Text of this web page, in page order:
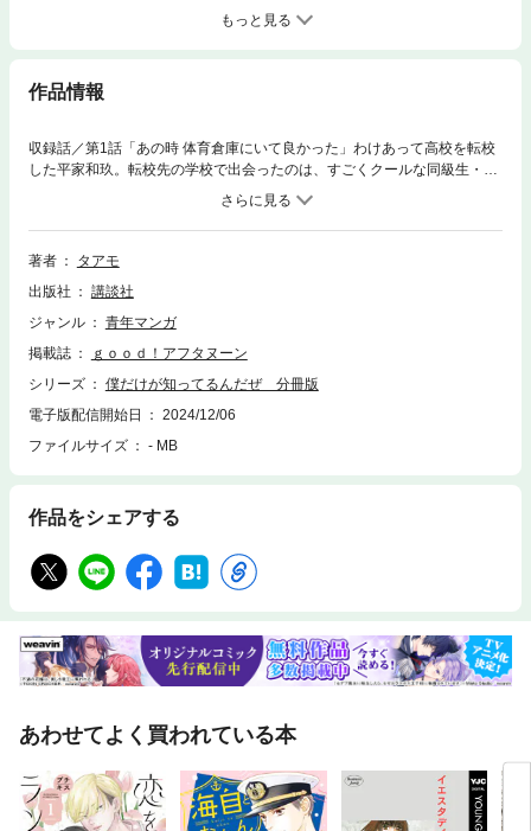
もっと見る
作品情報
収録話／第1話「あの時 体育倉庫にいて良かった」わけあって高校を転校
した平家和玖。転校先の学校で出会ったのは、すごくクールな同級生・小
裏さん。有名モデルの姉を持ち、いっさい笑わない彼女は孤高の存在……
のように見えたが、ひょんなことから和玖は小裏さんのとびきりの笑顔を
見てしまう。和玖の世界は一変する！この笑顔のために……僕はなんだっ
てやるんだ！！『たいようのいえ』のタアモが描く、どきどき＆にやにや
著者
タアモ
出版社
講談社
ジャンル
青年マンガ
掲載誌
ｇｏｏｄ！アフタヌーン
シリーズ
僕だけが知ってるんだぜ 分冊版
電子版配信開始日
2024/12/06
ファイルサイズ
- MB
作品をシェアする
あわせてよく買われている本